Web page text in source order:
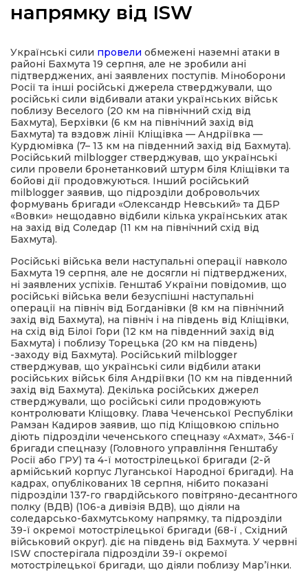
політика
місія
напрямку від ISW
Українські сили провели обмежені наземні атаки в
районі Бахмута 19 серпня, але не зробили ані
підтверджених, ані заявлених поступів. Міноборони
Росії та інші російські джерела стверджували, що
російські сили відбивали атаки українських військ
поблизу Веселого (20 км на північний схід від
Бахмута), Берхівки (6 км на північний захід від
Бахмута) та вздовж лінії Кліщівка — Андріївка —
Курдюмівка (7– 13 км на південний захід від Бахмута).
Російський milblogger стверджував, що українські
сили провели бронетанковий штурм біля Кліщівки та
бойові дії продовжуються. Інший російський
milblogger заявив, що підрозділи добровольчих
формувань бригади «Олександр Невський» та ДБР
«Вовки» нещодавно відбили кілька українських атак
на захід від Соледар (11 км на північний схід від
Бахмута).
Російські війська вели наступальні операції навколо
Бахмута 19 серпня, але не досягли ні підтверджених,
ні заявлених успіхів. Генштаб України повідомив, що
російські війська вели безуспішні наступальні
операції на північ від Богданівки (8 км на північний
захід від Бахмута), на північ і на південь від Кліщівки,
на схід від Білої Гори (12 км на південний захід від
Бахмута) і поблизу Торецька (20 км на південь)
-заходу від Бахмута). Російський milblogger
стверджував, що українські сили відбили атаки
російських військ біля Андріївки (10 км на південний
захід від Бахмута). Декілька російських джерел
стверджували, що російські сили продовжують
контролювати Кліщовку. Глава Чеченської Республіки
Рамзан Кадиров заявив, що під Кліщовкою спільно
діють підрозділи чеченського спецназу «Ахмат», 346-ї
бригади спецназу (Головного управління Генштабу
Росії або ГРУ) та 4-ї мотострілецької бригади (2-й
армійський корпус Луганської Народної бригади). На
кадрах, опублікованих 18 серпня, нібито показані
підрозділи 137-го гвардійського повітряно-десантного
полку (ВДВ) (106-а дивізія ВДВ), що діяли на
соледарсько-бахмутському напрямку, та підрозділи
39-ї окремої мотострілецької бригади (68-ї , Східний
військовий округ). діє на південь від Бахмута. У червні
ISW спостерігала підрозділи 39-ї окремої
мотострілецької бригади, що діяли поблизу Мар’їнки.